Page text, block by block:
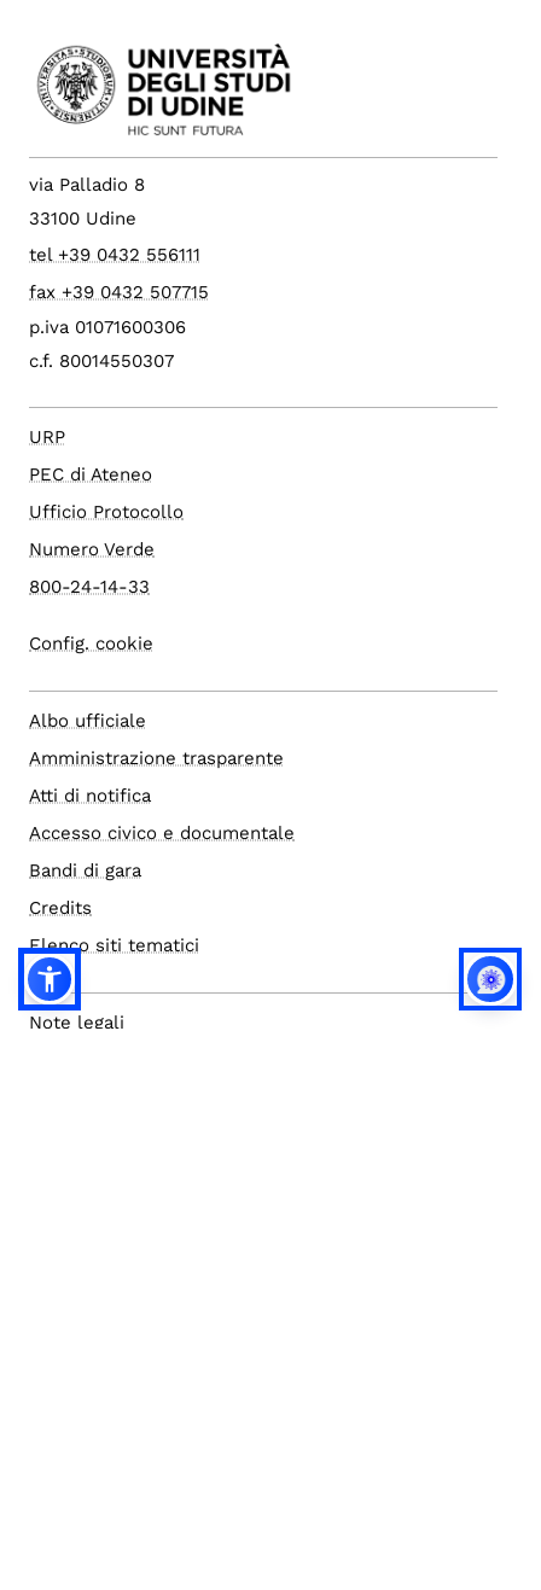
via Palladio 8
33100 Udine
tel +39 0432 556111
fax +39 0432 507715
p.iva 01071600306
c.f. 80014550307
URP
PEC di Ateneo
Ufficio Protocollo
Numero Verde
800-24-14-33
Config. cookie
Albo ufficiale
Amministrazione trasparente
Atti di notifica
Accesso civico e documentale
Bandi di gara
Credits
Elenco siti tematici
Note legali